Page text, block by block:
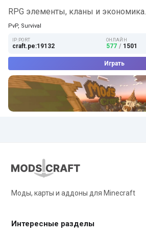
RPG элементы, кланы и экономика.
PvP, Survival
IP:PORT
craft.pe:19132
ОНЛАЙН
577 / 1501
Играть
Моды, карты и аддоны для Minecraft
Интересные разделы